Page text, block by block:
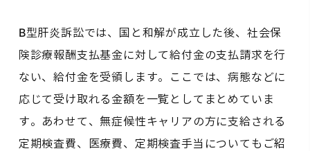
B型肝炎訴訟では、国と和解が成立した後、社会保
険診療報酬支払基金に対して給付金の支払請求を行
ない、給付金を受領します。ここでは、病態などに
応じて受け取れる金額を一覧としてまとめていま
す。あわせて、無症候性キャリアの方に支給される
定期検査費、医療費、定期検査手当についてもご紹